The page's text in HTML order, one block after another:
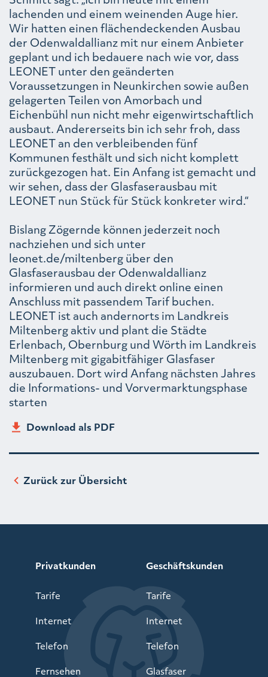
lachenden und einem weinenden Auge hier.
Wir hatten einen flächendeckenden Ausbau
der Odenwaldallianz mit nur einem Anbieter
geplant und ich bedauere nach wie vor, dass
LEONET unter den geänderten
Voraussetzungen in Neunkirchen sowie außen
gelagerten Teilen von Amorbach und
Eichenbühl nun nicht mehr eigenwirtschaftlich
ausbaut. Andererseits bin ich sehr froh, dass
LEONET an den verbleibenden fünf
Kommunen festhält und sich nicht komplett
zurückgezogen hat. Ein Anfang ist gemacht und
wir sehen, dass der Glasfaserausbau mit
LEONET nun Stück für Stück konkreter wird.“
Bislang Zögernde können jederzeit noch
nachziehen und sich unter
leonet.de/miltenberg über den
Glasfaserausbau der Odenwaldallianz
informieren und auch direkt online einen
Anschluss mit passendem Tarif buchen.
LEONET ist auch andernorts im Landkreis
Miltenberg aktiv und plant die Städte
Erlenbach, Obernburg und Wörth im Landkreis
Miltenberg mit gigabitfähiger Glasfaser
auszubauen. Dort wird Anfang nächsten Jahres
die Informations- und Vorvermarktungsphase
starten
Download als PDF
Zurück zur Übersicht
Privatkunden
Tarife
Internet
Telefon
Fernsehen
Geschäftskunden
Tarife
Internet
Telefon
Glasfaser